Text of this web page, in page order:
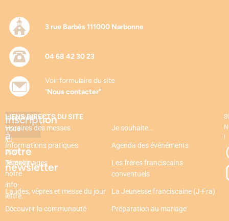
3 rue Barbès 111000 Narbonne
04 68 42 30 23
Voir formulaire du site
"Nous contacter"
Inscription
à
notre
newsletter
Inscrivez-
vous
ici
pour
recevoir
notre
info-
lettre.
LIENS DIRECTS DU SITE
Horaires des messes
Je souhaite…
Informations pratiques Agenda des événéments
Témoignages
Les frères franciscains
conventuels
Laudes, vêpres et messe du jour La Jeunesse franciscaine (J-Fra)
Découvrir la communauté Préparation au mariage
!